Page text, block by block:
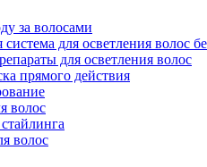
за волосами
для осветления волос
для осветления волос
прямого действия
волос
волос